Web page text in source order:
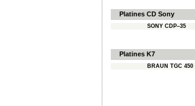
Platines CD Sony
SONY CDP–35
Platines K7
BRAUN TGC 450